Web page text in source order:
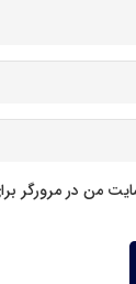
من در مرورگر